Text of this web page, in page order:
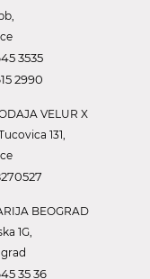
3535
2990
VELUR X
131,
BEOGRAD
1G,
35 36